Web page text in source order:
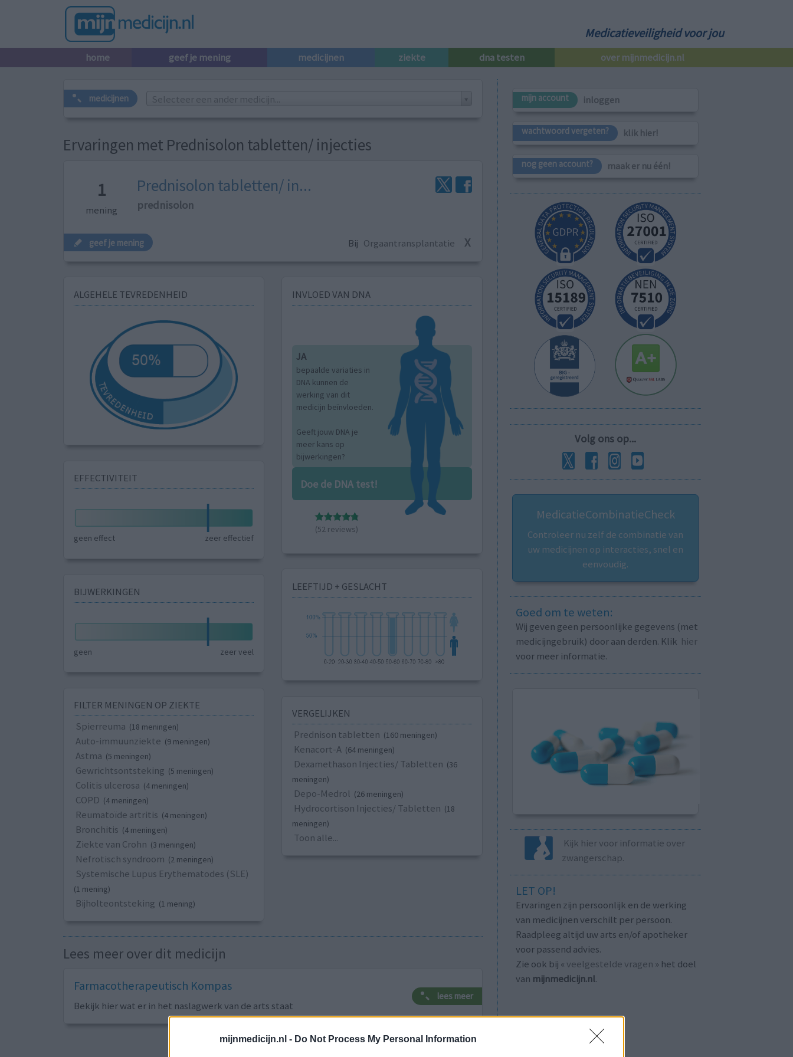
mijnmedicijn.nl - Do Not Process My Personal Information
Medicatieveiligheid voor jou
home geef je mening medicijnen ziekte dna testen over mijnmedicijn.nl
medicijnen Selecteer een ander medicijn...
Ervaringen met Prednisolon tabletten/ injecties
1
mening
Prednisolon tabletten/ in...
prednisolon
geef je mening Bij Orgaantransplantatie X
ALGEHELE TEVREDENHEID
EFFECTIVITEIT
geen effect zeer effectief
BIJWERKINGEN
geen zeer veel
FILTER MENINGEN OP ZIEKTE
Spierreuma (18 meningen)
Auto-immuunziekte (9 meningen)
Astma (5 meningen)
Gewrichtsontsteking (5 meningen)
Colitis ulcerosa (4 meningen)
COPD (4 meningen)
Reumatoïde artritis (4 meningen)
Bronchitis (4 meningen)
Ziekte van Crohn (3 meningen)
Nefrotisch syndroom (2 meningen)
Systemische Lupus Erythematodes (SLE)
(1 mening)
Bijholteontsteking (1 mening)
INVLOED VAN DNA
JA
bepaalde variaties in
DNA kunnen de
werking van dit
medicijn beïnvloeden.
Geeft jouw DNA je
meer kans op
bijwerkingen?
Doe de DNA test!
(52 reviews)
LEEFTIJD + GESLACHT
VERGELIJKEN
Prednison tabletten (160 meningen)
Kenacort-A (64 meningen)
Dexamethason Injecties/ Tabletten (36
meningen)
Depo-Medrol (26 meningen)
Hydrocortison Injecties/ Tabletten (18
meningen)
Toon alle...
Lees meer over dit medicijn
Farmacotherapeutisch Kompas
Bekijk hier wat er in het naslagwerk van de arts staat
lees meer
Sorteer op geslacht algehele tevredenheid
mijn account inloggen
wachtwoord vergeten? klik hier!
nog geen account? maak er nu één!
Volg ons op...
MedicatieCombinatieCheck
Controleer nu zelf de combinatie van
uw medicijnen op interacties, snel en
eenvoudig.
Goed om te weten:
Wij geven geen persoonlijke gegevens (met
medicijngebruik) door aan derden. Klik hier
voor meer informatie.
Kijk hier voor informatie over
zwangerschap.
LET OP!
Ervaringen zijn persoonlijk en de werking
van medicijnen verschilt per persoon.
Raadpleeg altijd uw arts en/of apotheker
voor passend advies.
Zie ook bij « veelgestelde vragen » het doel
van mijnmedicijn.nl.